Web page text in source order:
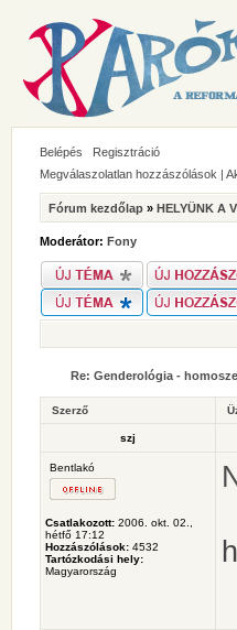
Belépés
Regisztráció
Megválaszolatlan hozzászólások |
Fórum kezdőlap » HELYÜNK A
Moderátor: Fony
Re: Genderológia -
Szerző
szj
Bentlakó
Csatlakozott: 2006. okt. 02.,
hétfő 17:12
Hozzászólások: 4532
Tartózkodási hely:
Magyarország